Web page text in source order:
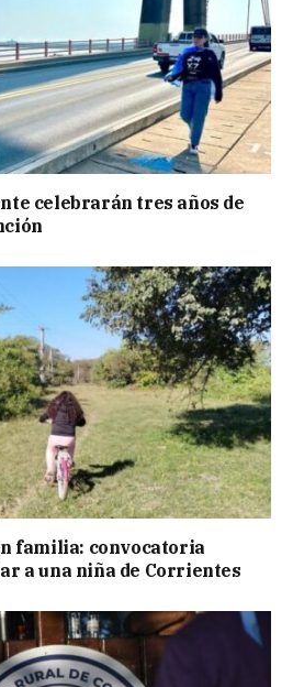
celebrarán tres años de
familia: convocatoria
a una niña de Corrientes